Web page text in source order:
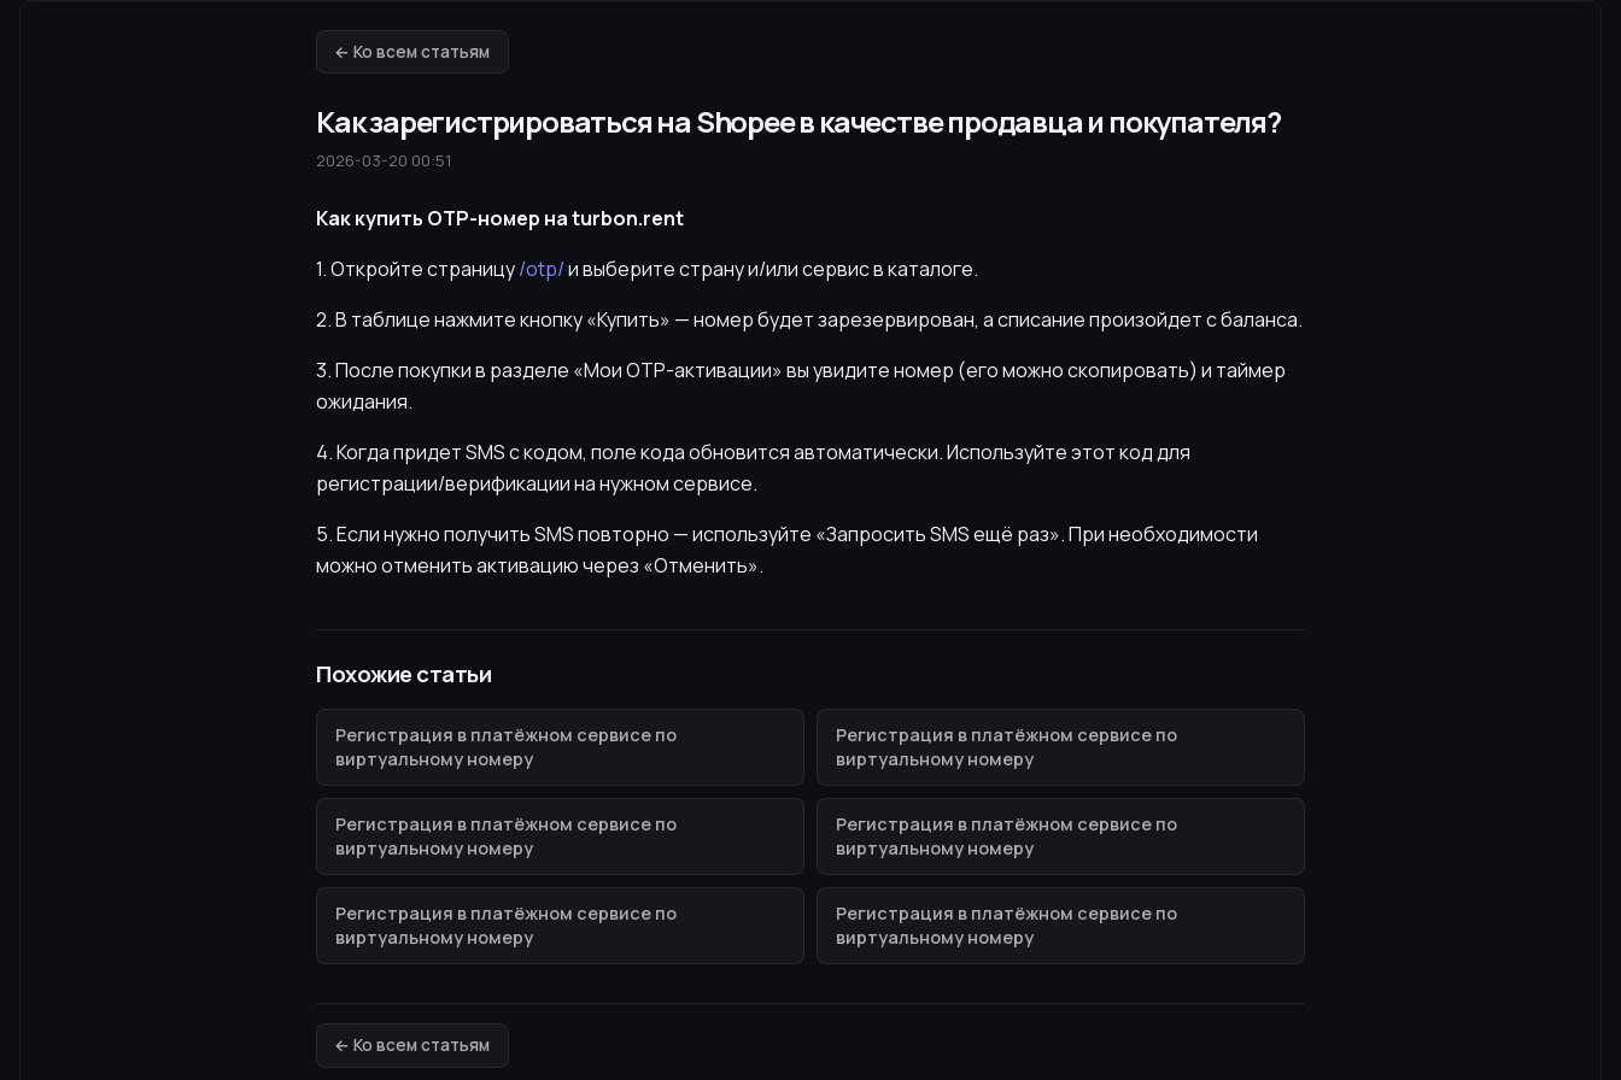
← Ко всем статьям
Как зарегистрироваться на Shopee в качестве продавца и покупателя?
2026-03-20 00:51
Как купить OTP-номер на turbon.rent
1. Откройте страницу/otp/и выберите страну и/или сервис в каталоге.
2. В таблице нажмите кнопку «Купить» — номер будет зарезервирован, а списание произойдет с баланса.
3. После покупки в разделе «Мои OTP-активации» вы увидите номер (его можно скопировать) и таймер
ожидания.
4. Когда придет SMS с кодом, поле кода обновится автоматически. Используйте этот код для
регистрации/верификации на нужном сервисе.
5. Если нужно получить SMS повторно — используйте «Запросить SMS ещё раз». При необходимости
можно отменить активацию через «Отменить».
Похожие статьи
Регистрация в платёжном сервисе по
виртуальному номеру
Регистрация в платёжном сервисе по
виртуальному номеру
Регистрация в платёжном сервисе по
виртуальному номеру
Регистрация в платёжном сервисе по
виртуальному номеру
Регистрация в платёжном сервисе по
виртуальному номеру
Регистрация в платёжном сервисе по
виртуальному номеру
← Ко всем статьям